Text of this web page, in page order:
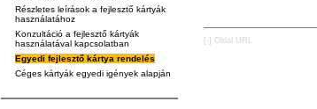
Részletes leírások a fejlesztő kártyák
használatához
Konzultáció a fejlesztő kártyák
használatával kapcsolatban
Egyedi fejlesztő kártya rendelés
Céges kártyák egyedi igények alapján
[-] Oldal URL